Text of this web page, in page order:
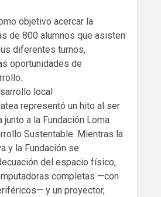
objetivo acercar la
de 800 alumnos que asisten
diferentes turnos,
oportunidades de
local
representó un hito al ser
junto a la Fundación Loma
Sustentable. Mientras la
y la Fundación se
del espacio físico,
completas —con
y un proyector,